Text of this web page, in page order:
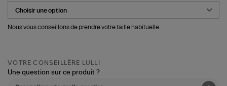
Nous vous conseillons de prendre votre taille habituelle.
VOTRE CONSEILLÈRE LULLI
Une question sur ce produit ?